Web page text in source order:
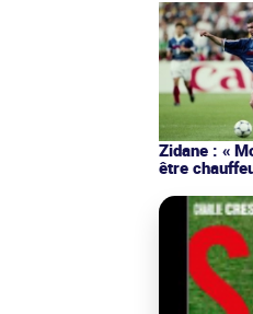
Zidane : «
être